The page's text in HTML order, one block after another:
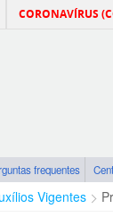
CORONAVÍRUS
frequentes
Vigentes